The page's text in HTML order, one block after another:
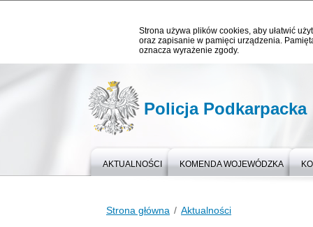
Strona używa plików cookies, aby ułatwić
oraz zapisanie w pamięci urządzenia.
oznacza wyrażenie zgody.
Policja Podkarpacka
AKTUALNOŚCI KOMENDA WOJEWÓDZKA
Strona główna Aktualności